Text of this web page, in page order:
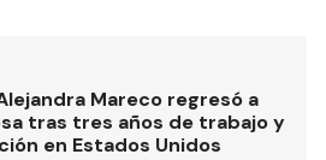
Mareco regresó a
tras tres años de trabajo y
en Estados Unidos